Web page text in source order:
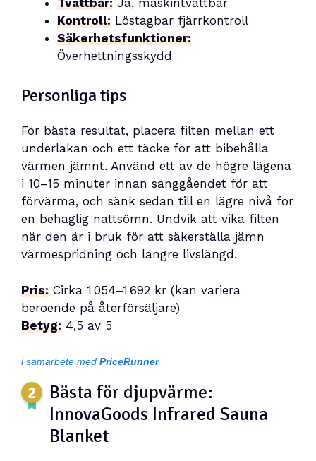
Kontroll: Löstagbar fjärrkontroll
Säkerhetsfunktioner:
Överhettningsskydd
Personliga tips
För bästa resultat, placera filten mellan ett
underlakan och ett täcke för att bibehålla
värmen jämnt. Använd ett av de högre lägena
i 10–15 minuter innan sänggåendet för att
förvärma, och sänk sedan till en lägre nivå för
en behaglig nattsömn. Undvik att vika filten
när den är i bruk för att säkerställa jämn
värmespridning och längre livslängd.
Pris: Cirka 1 054–1 692 kr (kan variera
beroende på återförsäljare)
Betyg: 4,5 av 5
i samarbete med PriceRunner
Bästa för djupvärme:
InnovaGoods Infrared Sauna
Blanket